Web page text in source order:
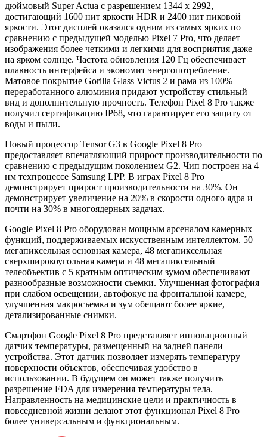
дюймовый Super Actua с разрешением 1344 x 2992,
достигающий 1600 нит яркости HDR и 2400 нит пиковой
яркости. Этот дисплей оказался одним из самых ярких по
сравнению с предыдущей моделью Pixel 7 Pro, что делает
изображения более четкими и легкими для восприятия даже
на ярком солнце. Частота обновления 120 Гц обеспечивает
плавность интерфейса и экономит энергопотребление.
Матовое покрытие Gorilla Glass Victus 2 и рама из 100%
переработанного алюминия придают устройству стильный
вид и дополнительную прочность. Телефон Pixel 8 Pro также
получил сертификацию IP68, что гарантирует его защиту от
воды и пыли.
Новый процессор Tensor G3 в Google Pixel 8 Pro
предоставляет впечатляющий прирост производительности по
сравнению с предыдущим поколением G2. Чип построен на 4
нм техпроцессе Samsung LPP. В играх Pixel 8 Pro
демонстрирует прирост производительности на 30%. Он
демонстрирует увеличение на 20% в скорости одного ядра и
почти на 30% в многоядерных задачах.
Google Pixel 8 Pro оборудован мощным арсеналом камерных
функций, поддерживаемых искусственным интеллектом. 50
мегапиксельная основная камера, 48 мегапиксельная
сверхширокоугольная камера и 48 мегапиксельный
телеобъектив с 5 кратным оптическим зумом обеспечивают
разнообразные возможности съемки. Улучшенная фотография
при слабом освещении, автофокус на фронтальной камере,
улучшенная макросъемка и зум обещают более яркие,
детализированные снимки.
Смартфон Google Pixel 8 Pro представляет инновационный
датчик температуры, размещенный на задней панели
устройства. Этот датчик позволяет измерять температуру
поверхности объектов, обеспечивая удобство в
использовании. В будущем он может также получить
разрешение FDA для измерения температуры тела.
Направленность на медицинские цели и практичность в
повседневной жизни делают этот функционал Pixel 8 Pro
более универсальным и функциональным.